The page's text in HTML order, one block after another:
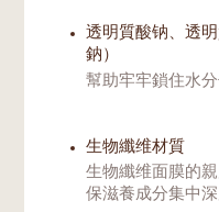
透明質酸钠、透
鈉）
幫助牢牢鎖住水
生物纖维材質
生物纖维面膜的
保滋養成分集中